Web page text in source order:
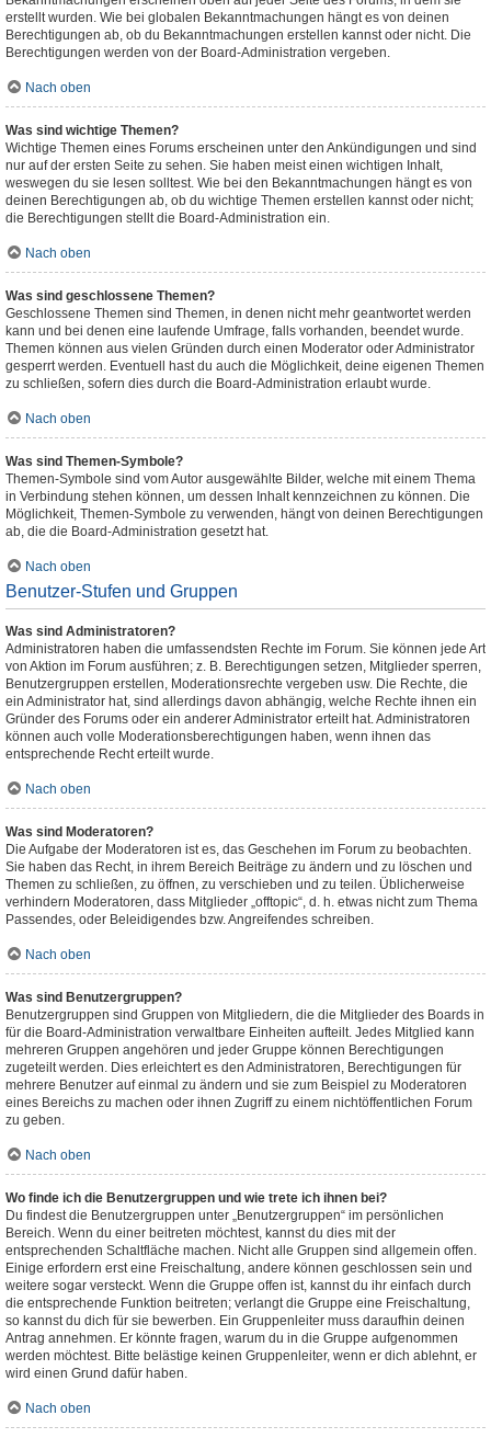
erstellt wurden. Wie bei globalen Bekanntmachungen hängt es von deinen
Berechtigungen ab, ob du Bekanntmachungen erstellen kannst oder nicht. Die
Berechtigungen werden von der Board-Administration vergeben.
Nach oben
Was sind wichtige Themen?
Wichtige Themen eines Forums erscheinen unter den Ankündigungen und sind
nur auf der ersten Seite zu sehen. Sie haben meist einen wichtigen Inhalt,
weswegen du sie lesen solltest. Wie bei den Bekanntmachungen hängt es von
deinen Berechtigungen ab, ob du wichtige Themen erstellen kannst oder nicht;
die Berechtigungen stellt die Board-Administration ein.
Nach oben
Was sind geschlossene Themen?
Geschlossene Themen sind Themen, in denen nicht mehr geantwortet werden
kann und bei denen eine laufende Umfrage, falls vorhanden, beendet wurde.
Themen können aus vielen Gründen durch einen Moderator oder Administrator
gesperrt werden. Eventuell hast du auch die Möglichkeit, deine eigenen Themen
zu schließen, sofern dies durch die Board-Administration erlaubt wurde.
Nach oben
Was sind Themen-Symbole?
Themen-Symbole sind vom Autor ausgewählte Bilder, welche mit einem Thema
in Verbindung stehen können, um dessen Inhalt kennzeichnen zu können. Die
Möglichkeit, Themen-Symbole zu verwenden, hängt von deinen Berechtigungen
ab, die die Board-Administration gesetzt hat.
Nach oben
Benutzer-Stufen und Gruppen
Was sind Administratoren?
Administratoren haben die umfassendsten Rechte im Forum. Sie können jede Art
von Aktion im Forum ausführen; z. B. Berechtigungen setzen, Mitglieder sperren,
Benutzergruppen erstellen, Moderationsrechte vergeben usw. Die Rechte, die
ein Administrator hat, sind allerdings davon abhängig, welche Rechte ihnen ein
Gründer des Forums oder ein anderer Administrator erteilt hat. Administratoren
können auch volle Moderationsberechtigungen haben, wenn ihnen das
entsprechende Recht erteilt wurde.
Nach oben
Was sind Moderatoren?
Die Aufgabe der Moderatoren ist es, das Geschehen im Forum zu beobachten.
Sie haben das Recht, in ihrem Bereich Beiträge zu ändern und zu löschen und
Themen zu schließen, zu öffnen, zu verschieben und zu teilen. Üblicherweise
verhindern Moderatoren, dass Mitglieder „offtopic“, d. h. etwas nicht zum Thema
Passendes, oder Beleidigendes bzw. Angreifendes schreiben.
Nach oben
Was sind Benutzergruppen?
Benutzergruppen sind Gruppen von Mitgliedern, die die Mitglieder des Boards in
für die Board-Administration verwaltbare Einheiten aufteilt. Jedes Mitglied kann
mehreren Gruppen angehören und jeder Gruppe können Berechtigungen
zugeteilt werden. Dies erleichtert es den Administratoren, Berechtigungen für
mehrere Benutzer auf einmal zu ändern und sie zum Beispiel zu Moderatoren
eines Bereichs zu machen oder ihnen Zugriff zu einem nichtöffentlichen Forum
zu geben.
Nach oben
Wo finde ich die Benutzergruppen und wie trete ich ihnen bei?
Du findest die Benutzergruppen unter „Benutzergruppen“ im persönlichen
Bereich. Wenn du einer beitreten möchtest, kannst du dies mit der
entsprechenden Schaltfläche machen. Nicht alle Gruppen sind allgemein offen.
Einige erfordern erst eine Freischaltung, andere können geschlossen sein und
weitere sogar versteckt. Wenn die Gruppe offen ist, kannst du ihr einfach durch
die entsprechende Funktion beitreten; verlangt die Gruppe eine Freischaltung,
so kannst du dich für sie bewerben. Ein Gruppenleiter muss daraufhin deinen
Antrag annehmen. Er könnte fragen, warum du in die Gruppe aufgenommen
werden möchtest. Bitte belästige keinen Gruppenleiter, wenn er dich ablehnt, er
wird einen Grund dafür haben.
Nach oben